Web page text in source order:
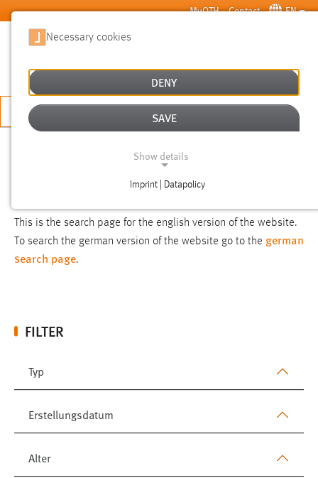
Skip to main content MyOTH Contact EN
APPLY NOW
This is the search page for the english version of the website.
To search the german version of the website go to the german
search page.
FILTER
Typ
Erstellungsdatum
Alter
Necessary cookies
DENY
SAVE
Show details
Imprint | Datapolicy